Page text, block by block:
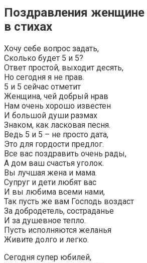
Поздравления женщине
в стихах
Хочу себе вопрос задать,
Сколько будет 5 и 5?
Ответ простой, выходит десять,
Но сегодня я не прав.
5 и 5 сейчас отметит
Женщина, чей добрый нрав
Нам очень хорошо известен
И большой души размах
Знаком, как ласковая песня.
Ведь 5 и 5 – не просто дата,
Это для гордости предлог.
Все вас поздравить очень рады,
А дом ваш счастья уголок.
Вы лучшая жена и мама.
Супруг и дети любят вас
И вы любима всеми нами,
Так пусть же вам Господь воздаст
За добродетель, состраданье
И за душевное тепло.
Пусть исполняются желанья
Живите долго и легко.
Сегодня супер юбилей,